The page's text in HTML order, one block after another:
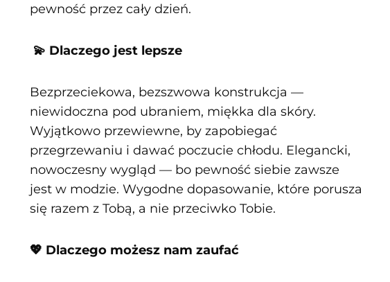
pewność przez cały dzień.
💫 Dlaczego jest lepsze
Bezprzeciekowa, bezszwowa konstrukcja —
niewidoczna pod ubraniem, miękka dla skóry.
Wyjątkowo przewiewne, by zapobiegać
przegrzewaniu i dawać poczucie chłodu. Elegancki,
nowoczesny wygląd — bo pewność siebie zawsze
jest w modzie. Wygodne dopasowanie, które porusza
się razem z Tobą, a nie przeciwko Tobie.
💖 Dlaczego możesz nam zaufać